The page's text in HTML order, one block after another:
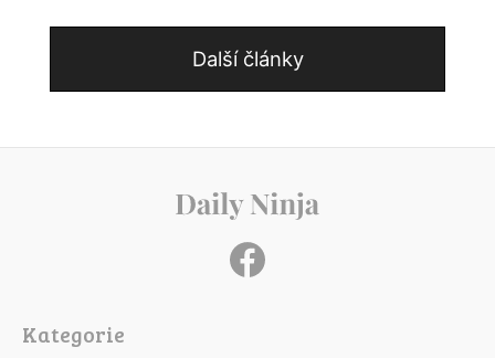
Další články
Kategorie